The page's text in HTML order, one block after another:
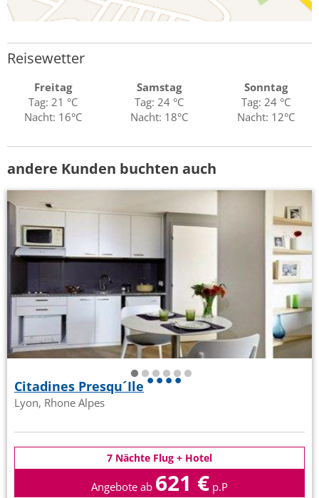
Reisewetter
Freitag
Tag: 21 °C
Nacht: 16°C
Samstag
Tag: 24 °C
Nacht: 18°C
Sonntag
Tag: 24 °C
Nacht: 12°C
andere Kunden buchten auch
Citadines Presqu´Ile
Lyon, Rhone Alpes
7 Nächte Flug + Hotel
Angebote ab 621 € p.P